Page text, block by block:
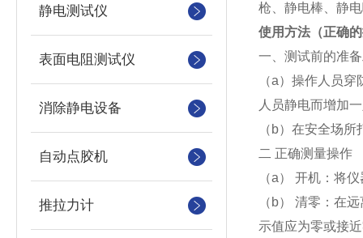
静电测试仪
表面电阻测试仪
消除静电设备
自动点胶机
推拉力计
枪、静电棒、静
使用方法（正确
一、测试前的准
（a）操作人员
人员静电而增加
（b）在安全场
二 正确测量操作
（a） 开机：将
（b） 清零：在
示值应为零或接近